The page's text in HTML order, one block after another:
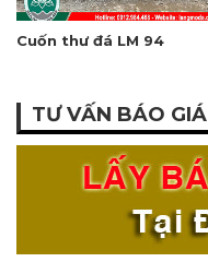
Cuốn thư đá LM 94
TƯ VẤN BÁO GIÁ